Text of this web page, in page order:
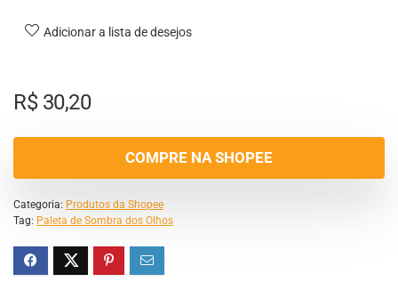
Adicionar a lista de desejos
R$30,20
COMPRE NA SHOPEE
Categoria: Produtos da Shopee
Tag: Paleta de Sombra dos Olhos